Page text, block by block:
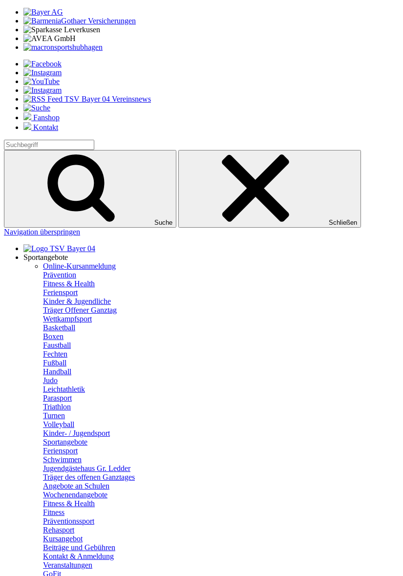
Fanshop
Kontakt
Suche Schließen
Navigation überspringen
Sportangebote
Online-Kursanmeldung
Prävention
Fitness & Health
Feriensport
Kinder & Jugendliche
Träger Offener Ganztag
Wettkampfsport
Basketball
Boxen
Faustball
Fechten
Fußball
Handball
Judo
Leichtathletik
Parasport
Triathlon
Turnen
Volleyball
Kinder- / Jugendsport
Sportangebote
Feriensport
Schwimmen
Jugendgästehaus Gr. Ledder
Träger des offenen Ganztages
Angebote an Schulen
Wochenendangebote
Fitness & Health
Fitness
Präventionssport
Rehasport
Kursangebot
Beiträge und Gebühren
Kontakt & Anmeldung
Veranstaltungen
GoFit